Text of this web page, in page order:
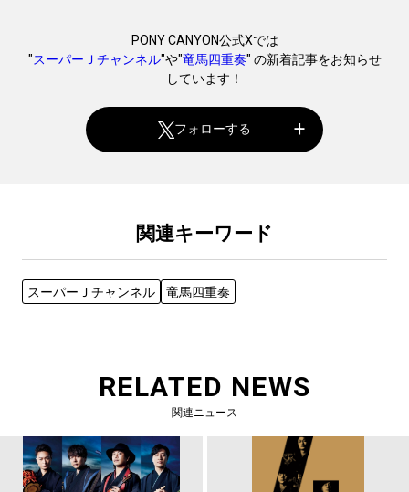
PONY CANYON公式Xでは
"スーパーＪチャンネル"や"竜馬四重奏" の新着記事をお知らせ
しています！
フォローする
関連キーワード
スーパーＪチャンネル 竜馬四重奏
RELATED NEWS
関連ニュース